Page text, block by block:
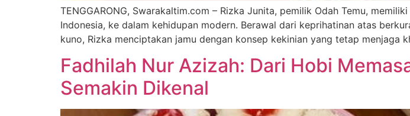
TENGGARONG, Swarakaltim.com – Rizka Junita, pemilik Odah Temu,
Indonesia, ke dalam kehidupan modern. Berawal dari keprihatinan atas
kuno, Rizka menciptakan jamu dengan konsep kekinian yang tetap menjaga
Fadhilah Nur Azizah: Dari Hobi
Semakin Dikenal